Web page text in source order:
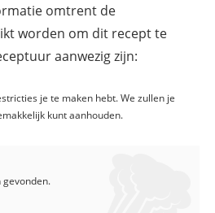
omtrent de
worden om dit recept te
aanwezig zijn:
je te maken hebt. We zullen je
kunt aanhouden.